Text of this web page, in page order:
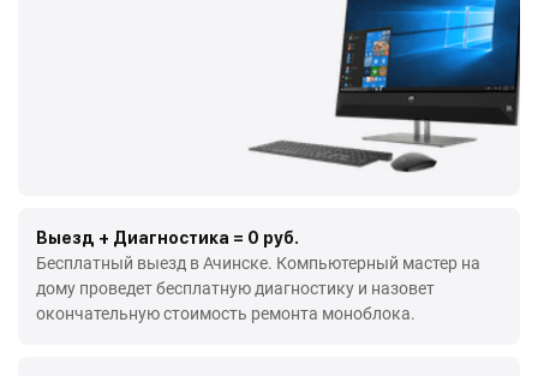
Выезд + Диагностика = 0 руб.
Бесплатный выезд в Ачинске. Компьютерный мастер на
дому проведет бесплатную диагностику и назовет
окончательную стоимость ремонта моноблока.